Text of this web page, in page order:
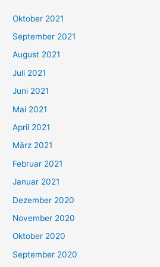
n
n
a
c
h
:
Oktober 2021
September 2021
August 2021
Juli 2021
Juni 2021
Mai 2021
April 2021
März 2021
Februar 2021
Januar 2021
Dezember 2020
November 2020
Oktober 2020
September 2020